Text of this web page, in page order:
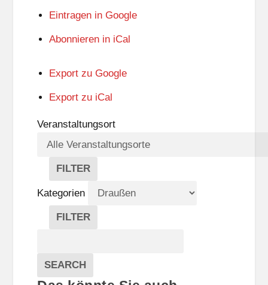
Eintragen in Google
Abonnieren in iCal
Export zu Google
Export zu iCal
Veranstaltungsort
FILTER
V
E
R
A
A
L
Kategorien
FILTER
E
G
Veranstaltungen
SEARCH